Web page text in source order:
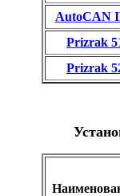
AutoCAN
Prizrak
Prizrak